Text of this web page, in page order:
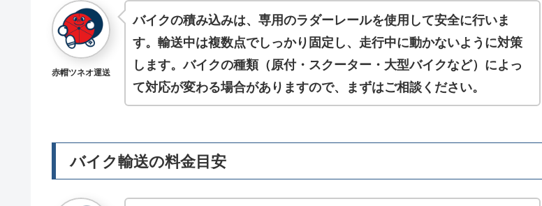
赤帽ツネオ運送
バイクの積み込みは、専用のラダーレールを使用して安全に行いま
す。輸送中は複数点でしっかり固定し、走行中に動かないように対策
します。バイクの種類（原付・スクーター・大型バイクなど）によっ
て対応が変わる場合がありますので、まずはご相談ください。
バイク輸送の料金目安